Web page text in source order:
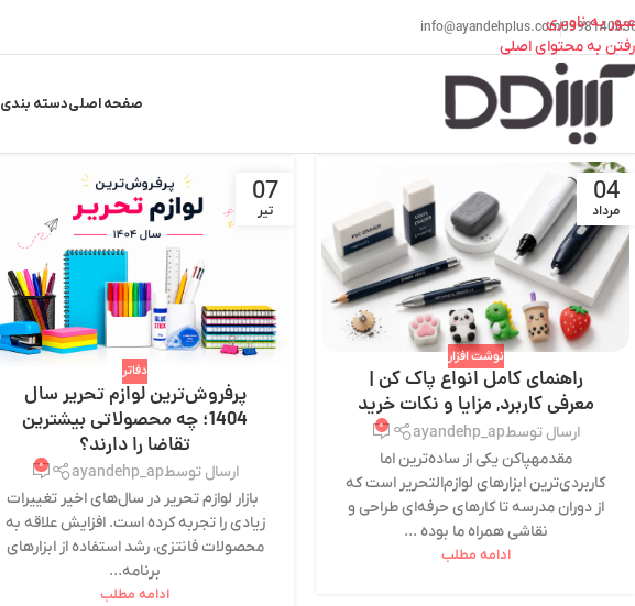
عبور به ناوبری
رفتن به محتوای اصلی
info@ayandehplus.com
صفحه اصلیدسته بندی
04
مرداد
نوشت افزار
راهنمای کامل انواع پاک کن |
معرفی کاربرد, مزایا و نکات خرید
ارسال توسطayandehp_ap ۰
مقدمهپاکن یکی از ساده‌ترین اما
کاربردی‌ترین ابزارهای لوازم‌التحریر است که
از دوران مدرسه تا کارهای حرفه‌ای طراحی و
نقاشی همراه ما بوده ...
ادامه مطلب
07
تیر
دفاتر
پرفروش‌ترین لوازم تحریر سال
1404؛ چه محصولاتی بیشترین
تقاضا را دارند؟
ارسال توسطayandehp_ap ۰
بازار لوازم تحریر در سال‌های اخیر تغییرات
زیادی را تجربه کرده است. افزایش علاقه به
محصولات فانتزی، رشد استفاده از ابزارهای
برنامه‌...
ادامه مطلب